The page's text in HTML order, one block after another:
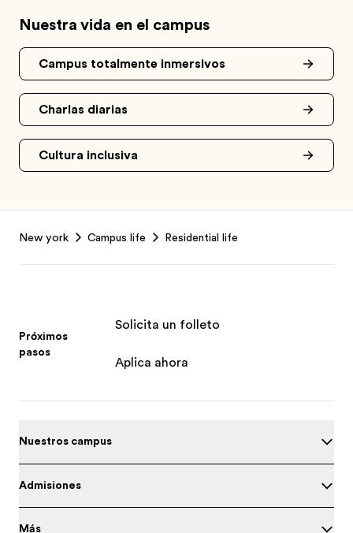
Nuestra vida en el campus
Campus totalmente inmersivos
Charlas diarias
Cultura inclusiva
New york Campus life Residential life
Próximos
pasos
Solicita un folleto
Aplica ahora
Nuestros campus
Admisiones
Más